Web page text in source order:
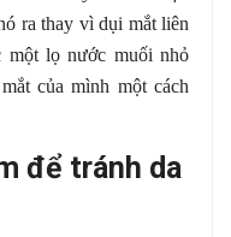
ra thay vì dụi mắt liên
một lọ nước muối nhỏ
của mình một cách
để tránh da